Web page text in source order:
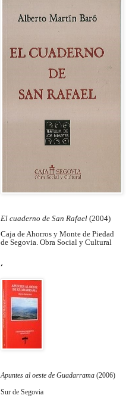
El cuaderno de San Rafael (2004)
Caja de Ahorros y Monte de Piedad
de Segovia. Obra Social y Cultural
´
Apuntes al oeste de Guadarrama (2006)
Sur de Segovia